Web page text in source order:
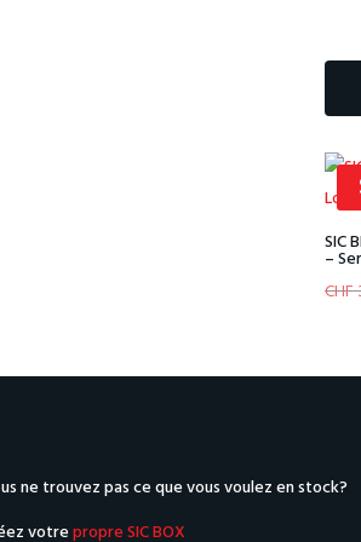
SIC
–
CHF
ne trouvez pas ce que vous voulez en stock?
votrepropre SIC BOX